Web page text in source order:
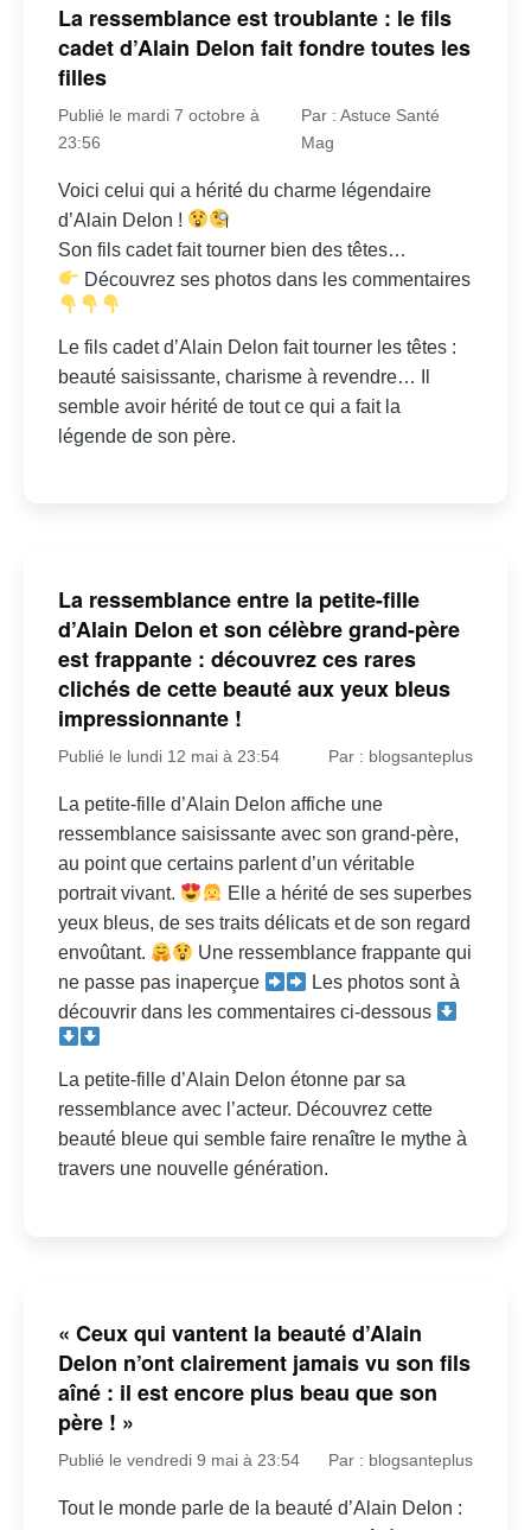
La ressemblance est troublante : le fils
cadet d’Alain Delon fait fondre toutes les
filles
Publié le mardi 7 octobre à
23:56
Par : Astuce Santé
Mag
Voici celui qui a hérité du charme légendaire
d’Alain Delon !
Son fils cadet fait tourner bien des têtes…
Découvrez ses photos dans les commentaires
Le fils cadet d’Alain Delon fait tourner les têtes :
beauté saisissante, charisme à revendre… Il
semble avoir hérité de tout ce qui a fait la
légende de son père.
La ressemblance entre la petite-fille
d’Alain Delon et son célèbre grand-père
est frappante : découvrez ces rares
clichés de cette beauté aux yeux bleus
impressionnante !
Publié le lundi 12 mai à 23:54 Par : blogsanteplus
La petite-fille d’Alain Delon affiche une
ressemblance saisissante avec son grand-père,
au point que certains parlent d’un véritable
portrait vivant.
Elle a hérité de ses superbes
yeux bleus, de ses traits délicats et de son regard
envoûtant.
Une ressemblance frappante qui
ne passe pas inaperçue
Les photos sont à
découvrir dans les commentaires ci-dessous
La petite-fille d’Alain Delon étonne par sa
ressemblance avec l’acteur. Découvrez cette
beauté bleue qui semble faire renaître le mythe à
travers une nouvelle génération.
« Ceux qui vantent la beauté d’Alain
Delon n’ont clairement jamais vu son fils
aîné : il est encore plus beau que son
père ! »
Publié le vendredi 9 mai à 23:54 Par : blogsanteplus
Tout le monde parle de la beauté d’Alain Delon :